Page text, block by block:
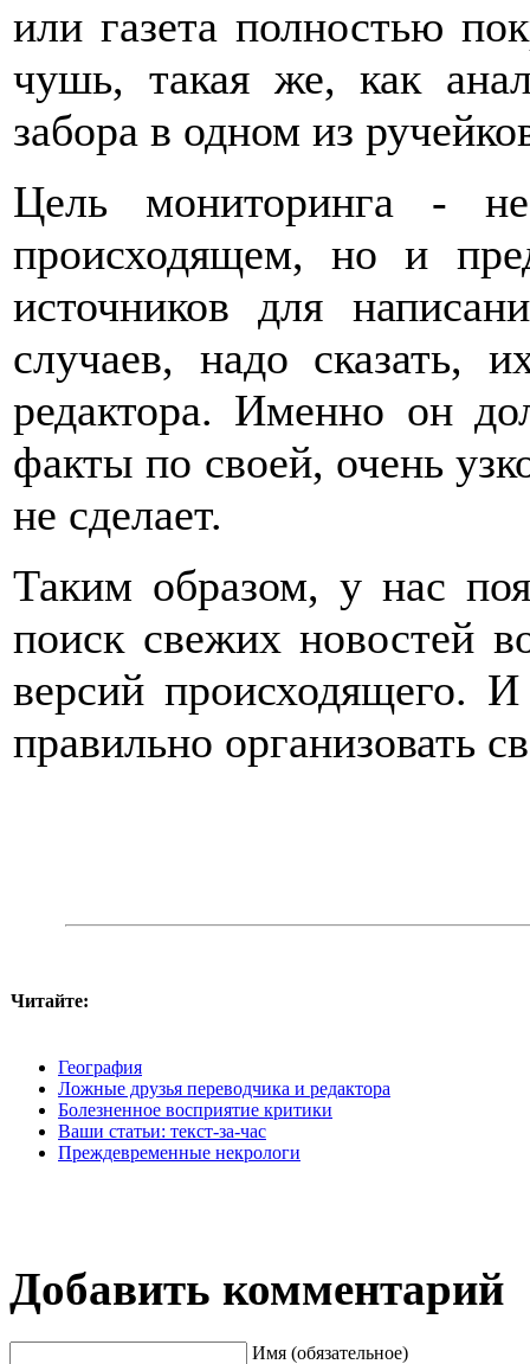
или газета полностью
чушь, такая же, как
забора в одном из
Цель мониторинга -
происходящем, но и
источников для
случаев, надо сказать,
редактора. Именно он
факты по своей, очень
не сделает.
Таким образом, у нас
поиск свежих новостей
версий происходящего.
правильно организовать
Читайте:
География
Ложные друзья переводчика и редактора
Болезненное восприятие критики
Ваши статьи: текст-за-час
Преждевременные некрологи
Добавить комментарий
Имя (обязательное)